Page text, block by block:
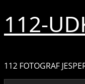
112-
112 FOTOGRAF